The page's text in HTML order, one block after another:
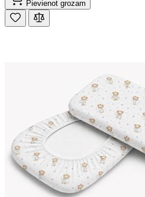
Pievienot grozam